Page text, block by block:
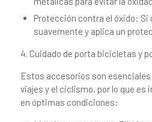
Protección contra el óxido:
suavemente y aplica un
4. Cuidado de porta bicicletas y
Estos accesorios son
viajes y el ciclismo, por lo que
en óptimas condiciones: